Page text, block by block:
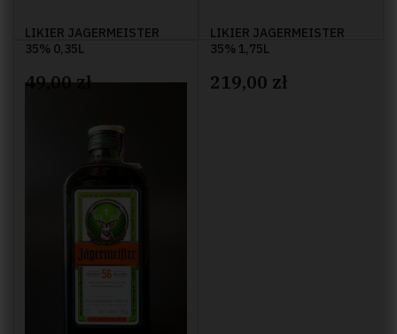
LIKIER JAGERMEISTER
35% 0,35L
49,00 zł
LIKIER JAGERMEISTER
35% 1,75L
219,00 zł